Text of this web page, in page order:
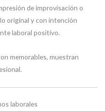
de improvisación o
original y con intención
laboral positivo.
memorables, muestran
laborales